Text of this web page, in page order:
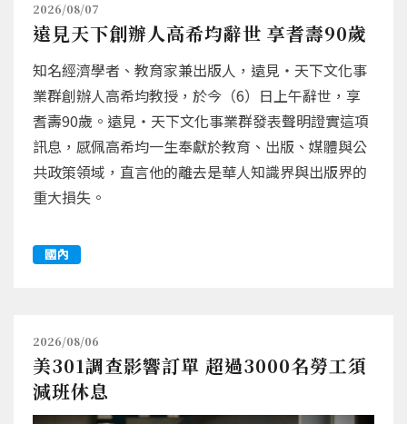
2026/08/07
遠見天下創辦人高希均辭世 享耆壽90歲
知名經濟學者、教育家兼出版人，遠見‧天下文化事
業群創辦人高希均教授，於今（6）日上午辭世，享
耆壽90歲。遠見‧天下文化事業群發表聲明證實這項
訊息，感佩高希均一生奉獻於教育、出版、媒體與公
共政策領域，直言他的離去是華人知識界與出版界的
重大損失。
國內
2026/08/06
美301調查影響訂單 超過3000名勞工須
減班休息